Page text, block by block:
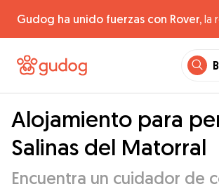
Gudog ha unido fuerzas con Rover, la
Alojamiento para
Salinas del Matorral
Encuentra un cuidador de